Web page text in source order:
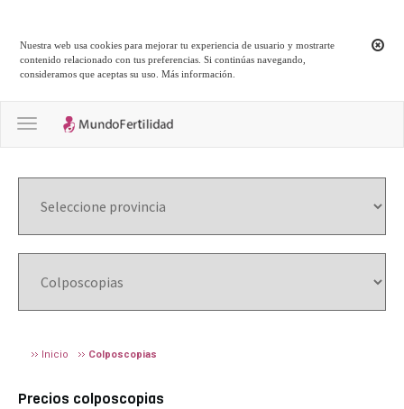
Nuestra web usa cookies para mejorar tu experiencia de usuario y mostrarte
contenido relacionado con tus preferencias. Si continúas navegando,
consideramos que aceptas su uso.Más información
Toggle navigation
Inicio Colposcopias
Precios colposcopias